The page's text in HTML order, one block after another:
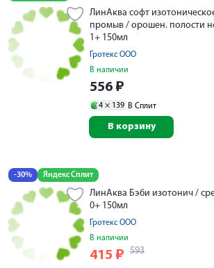
ЛинАква софт
промыв / орошен. полости
1+ 150мл
Гротекс ООО
В наличии
556 ₽
4 × 139 В Сплит
В корзину
-30% Яндекс Сплит
ЛинАква Бэби изотонич /
0+ 150мл
Гротекс ООО
В наличии
415 ₽ 593